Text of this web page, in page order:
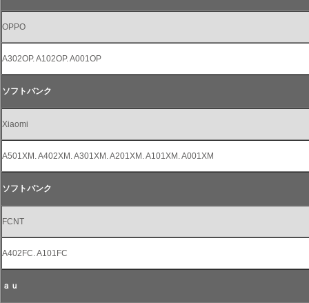
OPPO
A302OP. A102OP. A001OP
ソフトバンク
Xiaomi
A501XM. A402XM. A301XM. A201XM. A101XM. A001XM
ソフトバンク
FCNT
A402FC. A101FC
ａｕ